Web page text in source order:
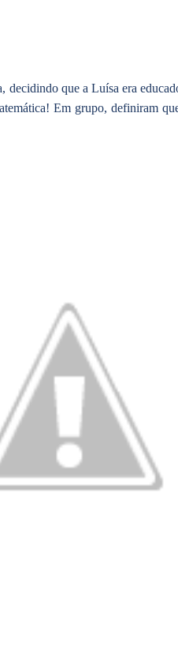
que a Luísa era
Em grupo, definiram